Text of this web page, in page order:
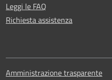
Leggi le FAQ
Richiesta assistenza
Amministrazione trasparente